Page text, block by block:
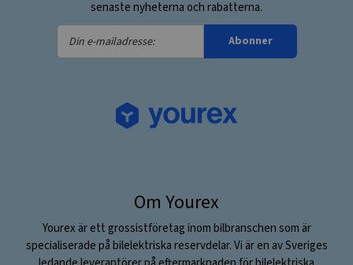
senaste nyheterna och rabatterna.
Din
e-
Abonner
Om Yourex
Yourex är ett grossistföretag inom bilbranschen som är
specialiserade på bilelektriska reservdelar. Vi är en av Sveriges